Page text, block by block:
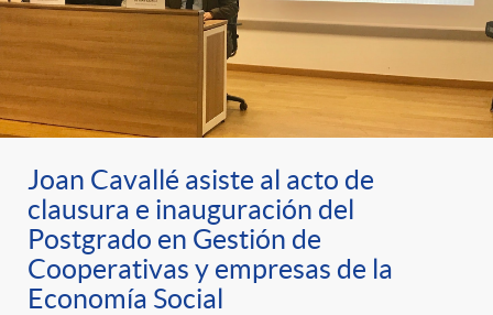
Joan Cavallé asiste al acto de
clausura e inauguración del
Postgrado en Gestión de
Cooperativas y empresas de la
Economía Social